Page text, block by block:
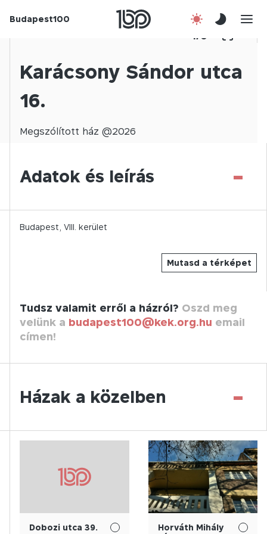
Budapest100
Csatlakozz!
1/ 0
Karácsony Sándor utca
16.
Megszólított ház @2026
Adatok és leírás -
Mutasd a térképet
Budapest, VIII. kerület
Tudsz valamit erről a házról? Oszd meg
velünk a budapest100@kek.org.hu email
címen!
Házak a közelben -
Dobozi utca 39.
Horváth Mihály